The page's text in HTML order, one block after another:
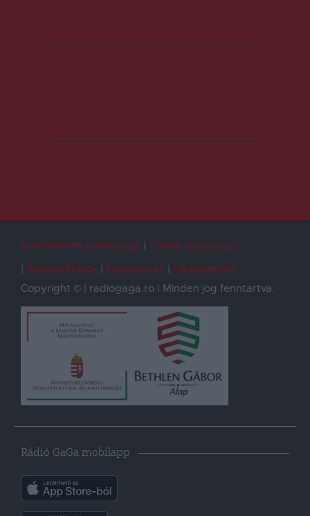
Adatvédelmi nyilatkozat
Cookie szabályzat
Sütibeállítások
Impresszum
Hibajelentés
Copyright © | radiogaga.ro | Minden jog fenntartva.
Rádió GaGa mobilapp